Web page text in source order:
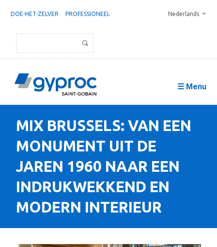
DOE-HET-ZELVER PROFESSIONEEL Nederlands
☰ Menu
MIX BRUSSELS: VAN EEN
MONUMENT UIT DE
JAREN 1960 NAAR EEN
INDRUKWEKKEND EN
MODERN INTERIEUR